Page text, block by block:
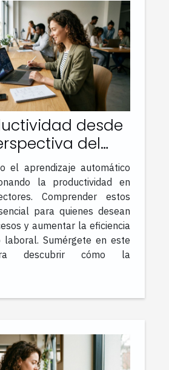
desde
del
automático
el aprendizaje automático
la productividad en
Comprender estos
para quienes desean
y aumentar la eficiencia
laboral. Sumérgete en este
descubrir cómo la